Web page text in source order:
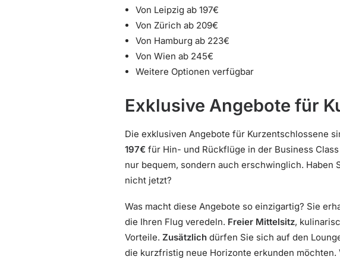
Von Leipzig ab 197€
Von Zürich ab 209€
Von Hamburg ab 223€
Von Wien ab 245€
Weitere Optionen verfügbar
Exklusive Angebote für
Die exklusiven Angebote für Kurzentschlossene
197€ für Hin- und Rückflüge in der Business
nur bequem, sondern auch erschwinglich. Haben
nicht jetzt?
Was macht diese Angebote so einzigartig? Sie
die Ihren Flug veredeln. Freier Mittelsitz,
Vorteile. Zusätzlich dürfen Sie sich auf den
die kurzfristig neue Horizonte erkunden